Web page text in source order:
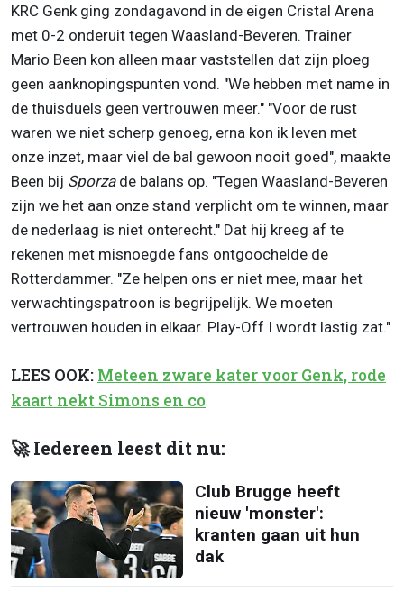
KRC Genk ging zondagavond in de eigen Cristal Arena
met 0-2 onderuit tegen Waasland-Beveren. Trainer
Mario Been kon alleen maar vaststellen dat zijn ploeg
geen aanknopingspunten vond. "We hebben met name in
de thuisduels geen vertrouwen meer." "Voor de rust
waren we niet scherp genoeg, erna kon ik leven met
onze inzet, maar viel de bal gewoon nooit goed", maakte
Been bij Sporzade balans op. "Tegen Waasland-Beveren
zijn we het aan onze stand verplicht om te winnen, maar
de nederlaag is niet onterecht." Dat hij kreeg af te
rekenen met misnoegde fans ontgoochelde de
Rotterdammer. "Ze helpen ons er niet mee, maar het
verwachtingspatroon is begrijpelijk. We moeten
vertrouwen houden in elkaar. Play-Off I wordt lastig zat."
LEES OOK: Meteen zware kater voor Genk, rode
kaart nekt Simons en co
🚀 Iedereen leest dit nu:
Club Brugge heeft
nieuw 'monster':
kranten gaan uit hun
dak